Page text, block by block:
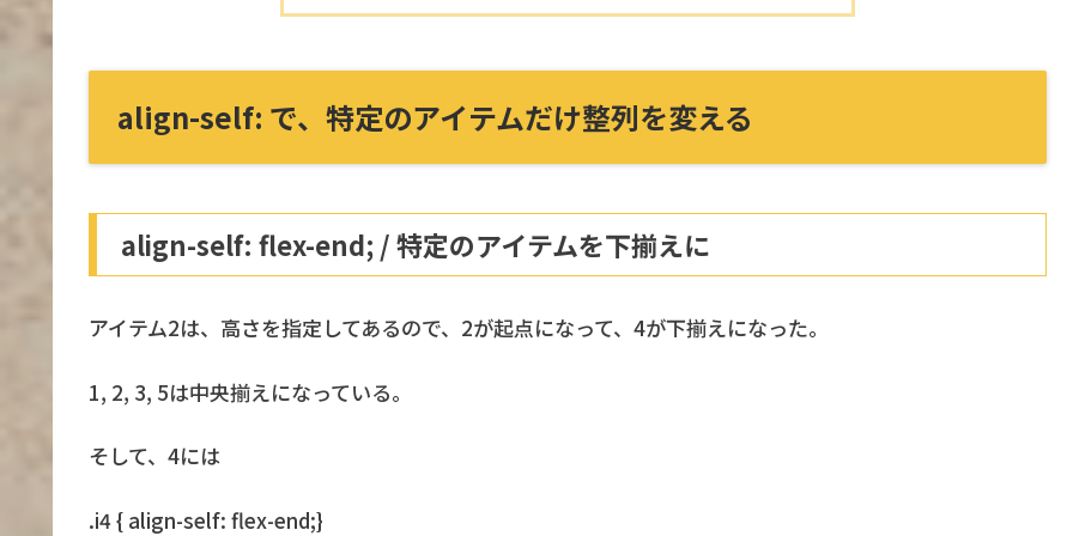
align-self: で、特定のアイテムだけ整列を変える
align-self: flex-end; / 特定のアイテムを下揃えに
アイテム2は、高さを指定してあるので、2が起点になって、4が下揃えになった。
1, 2, 3, 5は中央揃えになっている。
そして、4には
.i4 { align-self: flex-end;}